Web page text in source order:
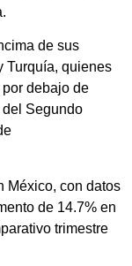
de sus
Turquía, quienes
debajo de
Segundo
México, con datos
de 14.7% en
trimestre